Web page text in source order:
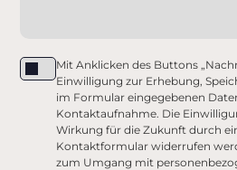
Mit Anklicken des Buttons
Einwilligung zur Erhebung,
im Formular eingegebenen
Kontaktaufnahme. Die
Wirkung für die Zukunft durch
Kontaktformular widerrufen
zum Umgang mit